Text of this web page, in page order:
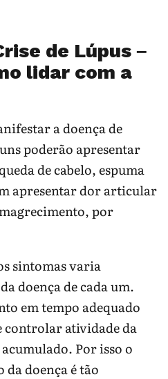
de Lúpus –
lidar com a
a doença de
poderão apresentar
de cabelo, espuma
apresentar dor articular
por
sintomas varia
doença de cada um.
em tempo adequado
controlar atividade da
Por isso o
da doença é tão